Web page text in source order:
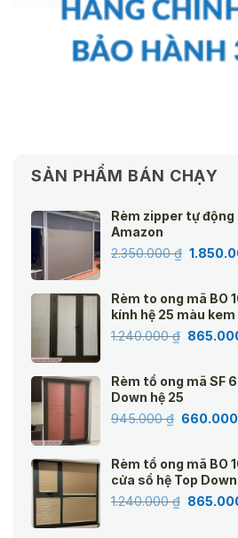
SẢN PHẨM BÁN CHẠY
Rèm zipper tự
Amazon
2.350.000₫ Giá
Rèm to ong mã BO
kính hệ 25 màu kem
1.240.000₫ Giá
Rèm tổ ong mã SF
Down hệ 25
945.000₫ Giá
945.000
Rèm tổ ong mã BO
cửa sổ hệ Top
1.240.000₫ Giá